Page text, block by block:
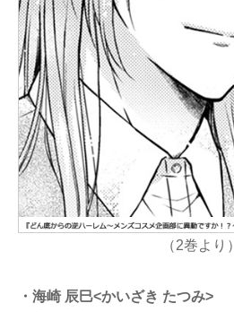
（2巻より）
・海崎 辰巳<かいざき たつみ>